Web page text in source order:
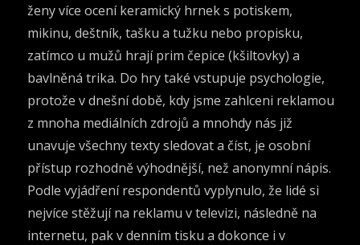
ženy více ocení keramický hrnek s potiskem,
mikinu, deštník, tašku a tužku nebo propisku,
zatímco u mužů hrají prim čepice (kšiltovky) a
bavlněná trika. Do hry také vstupuje psychologie,
protože v dnešní době, kdy jsme zahlceni reklamou
z mnoha mediálních zdrojů a mnohdy nás již
unavuje všechny texty sledovat a číst, je osobní
přístup rozhodně výhodnější, než anonymní nápis.
Podle vyjádření respondentů vyplynulo, že lidé si
nejvíce stěžují na reklamu v televizi, následně na
internetu, pak v denním tisku a dokonce i v